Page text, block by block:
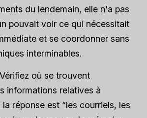
du lendemain, elle n'a pas
pouvait voir ce qui nécessitait
et se coordonner sans
interminables.
Vérifiez où se trouvent
informations relatives à
réponse est “les courriels, les